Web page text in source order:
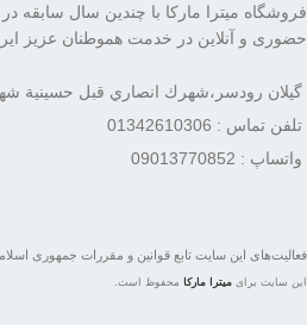
فروشگاه میترا مارکا با چندین سال
حضوری و آنلاین در خدمت هموطنان عزیز
گيلان رودسر،شهرك انصاري قبل حسينية
تلفن تماس : 01342610306
واتساپ : 09013770852
فعاليت‌های اين سايت تابع قوانين و مقررات جمهوری
این سایت برای میترا مارکا محفوظ است.